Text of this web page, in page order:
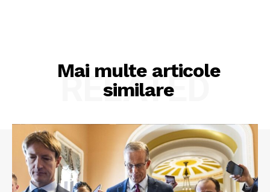
Mai multe articole
similare
RELATED